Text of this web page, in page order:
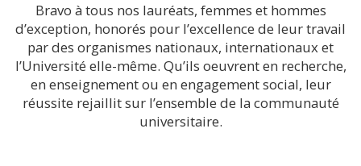
Bravo à tous nos lauréats, femmes et hommes
d’exception, honorés pour l’excellence de leur travail
par des organismes nationaux, internationaux et
l’Université elle-même. Qu’ils oeuvrent en recherche,
en enseignement ou en engagement social, leur
réussite rejaillit sur l’ensemble de la communauté
universitaire.